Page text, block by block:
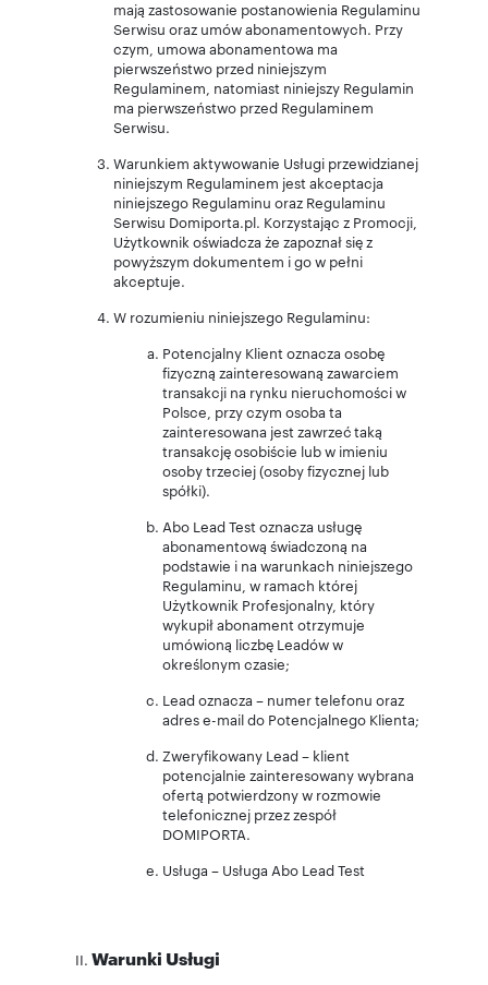
mają zastosowanie postanowienia Regulaminu
Serwisu oraz umów abonamentowych. Przy
czym, umowa abonamentowa ma
pierwszeństwo przed niniejszym
Regulaminem, natomiast niniejszy Regulamin
ma pierwszeństwo przed Regulaminem
Serwisu.
Warunkiem aktywowanie Usługi przewidzianej
niniejszym Regulaminem jest akceptacja
niniejszego Regulaminu oraz Regulaminu
Serwisu Domiporta.pl. Korzystając z Promocji,
Użytkownik oświadcza że zapoznał się z
powyższym dokumentem i go w pełni
akceptuje.
W rozumieniu niniejszego Regulaminu:
Potencjalny Klient oznacza osobę
fizyczną zainteresowaną zawarciem
transakcji na rynku nieruchomości w
Polsce, przy czym osoba ta
zainteresowana jest zawrzeć taką
transakcję osobiście lub w imieniu
osoby trzeciej (osoby fizycznej lub
spółki).
Abo Lead Test oznacza usługę
abonamentową świadczoną na
podstawie i na warunkach niniejszego
Regulaminu, w ramach której
Użytkownik Profesjonalny, który
wykupił abonament otrzymuje
umówioną liczbę Leadów w
określonym czasie;
Lead oznacza – numer telefonu oraz
adres e-mail do Potencjalnego Klienta;
Zweryfikowany Lead – klient
potencjalnie zainteresowany wybrana
ofertą potwierdzony w rozmowie
telefonicznej przez zespół
DOMIPORTA.
Usługa – Usługa Abo Lead Test
Warunki Usługi